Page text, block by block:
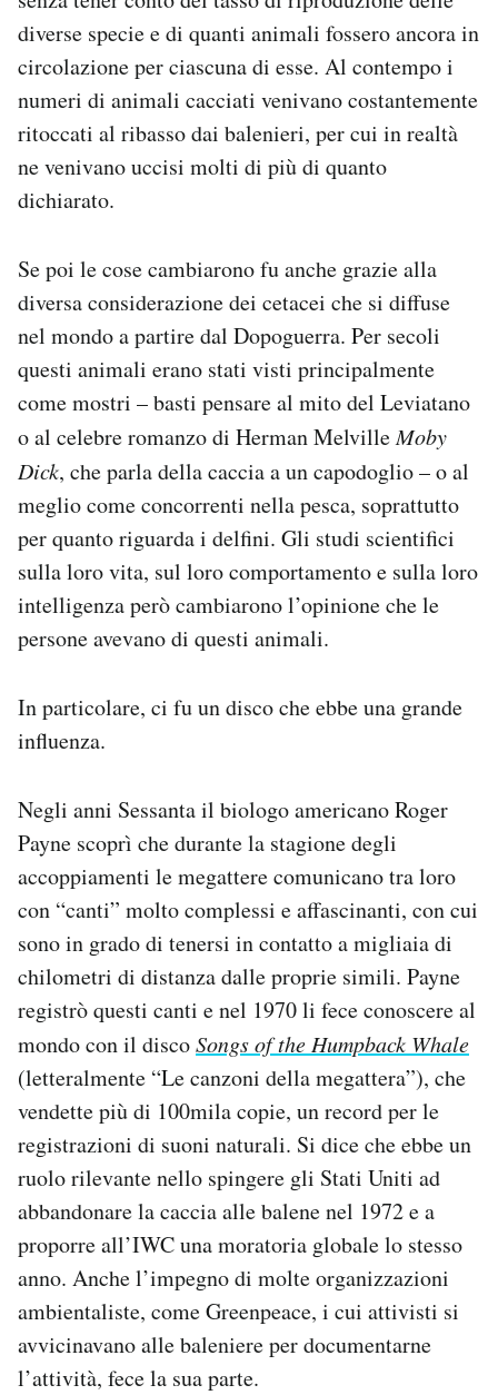
diverse specie e di quanti animali fossero ancora in
circolazione per ciascuna di esse. Al contempo i
numeri di animali cacciati venivano costantemente
ritoccati al ribasso dai balenieri, per cui in realtà
ne venivano uccisi molti di più di quanto
dichiarato.
Se poi le cose cambiarono fu anche grazie alla
diversa considerazione dei cetacei che si diffuse
nel mondo a partire dal Dopoguerra. Per secoli
questi animali erano stati visti principalmente
come mostri – basti pensare al mito del Leviatano
o al celebre romanzo di Herman MelvilleMoby
Dick, che parla della caccia a un capodoglio – o al
meglio come concorrenti nella pesca, soprattutto
per quanto riguarda i delfini. Gli studi scientifici
sulla loro vita, sul loro comportamento e sulla loro
intelligenza però cambiarono l’opinione che le
persone avevano di questi animali.
In particolare, ci fu un disco che ebbe una grande
influenza.
Negli anni Sessanta il biologo americano Roger
Payne scoprì che durante la stagione degli
accoppiamenti le megattere comunicano tra loro
con “canti” molto complessi e affascinanti, con cui
sono in grado di tenersi in contatto a migliaia di
chilometri di distanza dalle proprie simili. Payne
registrò questi canti e nel 1970 li fece conoscere al
mondo con il discoSongs of the Humpback Whale
(letteralmente “Le canzoni della megattera”), che
vendette più di 100mila copie, un record per le
registrazioni di suoni naturali. Si dice che ebbe un
ruolo rilevante nello spingere gli Stati Uniti ad
abbandonare la caccia alle balene nel 1972 e a
proporre all’IWC una moratoria globale lo stesso
anno. Anche l’impegno di molte organizzazioni
ambientaliste, come Greenpeace, i cui attivisti si
avvicinavano alle baleniere per documentarne
l’attività, fece la sua parte.